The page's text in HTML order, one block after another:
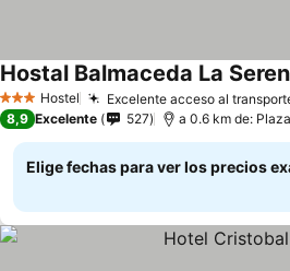
3 EstrellasHostel Excelente acceso al
Hostal Balmaceda La
8,9 Excelente 527 a 0.6 km de:
Elige fechas para ver los precios